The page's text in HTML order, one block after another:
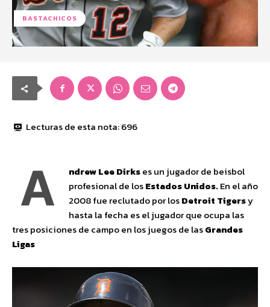
BASTACHICOS
Lecturas de esta nota:696
A ndrew Lee Dirkses un jugador de beisbol
profesional de losEstados Unidos.En el año
2008 fue reclutado por losDetroit Tigersy
hasta la fecha es el jugador que ocupa las
tres posiciones de campo en los juegos de lasGrandes
Ligas